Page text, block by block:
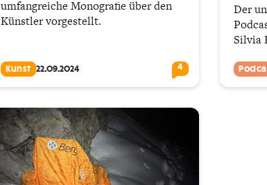
umfangreiche Monografie über den
Künstler vorgestellt.
Kunst 22.09.2024 4
Der
Silvia